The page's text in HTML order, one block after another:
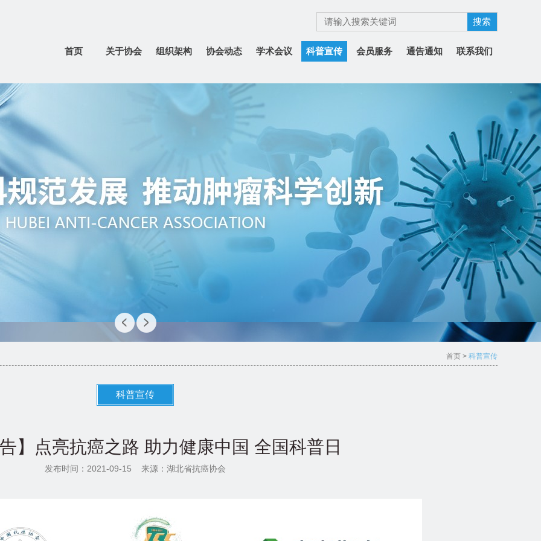
首页 关于协会 组织架构 协会动态 学术会议 科普宣传 会员服务 通告通知 联系我们
首页 > 科普宣传
科普宣传
】点亮抗癌之路 助力健康中国 全国科普日
发布时间：2021-09-15 来源：湖北省抗癌协会